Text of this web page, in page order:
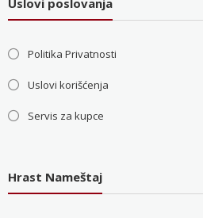
Uslovi poslovanja
Politika Privatnosti
Uslovi korišćenja
Servis za kupce
Hrast Nameštaj